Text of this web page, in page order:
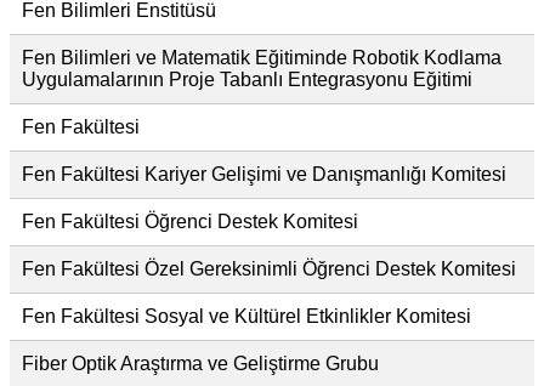
Fen Bilimleri Enstitüsü
Fen Bilimleri ve Matematik Eğitiminde Robotik Kodlama
Uygulamalarının Proje Tabanlı Entegrasyonu Eğitimi
Fen Fakültesi
Fen Fakültesi Kariyer Gelişimi ve Danışmanlığı Komitesi
Fen Fakültesi Öğrenci Destek Komitesi
Fen Fakültesi Özel Gereksinimli Öğrenci Destek Komitesi
Fen Fakültesi Sosyal ve Kültürel Etkinlikler Komitesi
Fiber Optik Araştırma ve Geliştirme Grubu